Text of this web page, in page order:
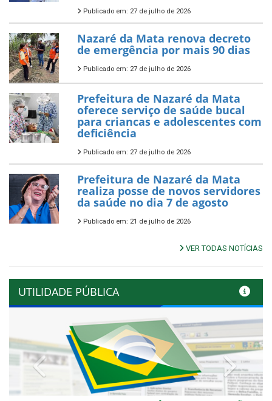
Publicado em: 27 de julho de 2026
Nazaré da Mata renova decreto
de emergência por mais 90 dias
Publicado em: 27 de julho de 2026
Prefeitura de Nazaré da Mata
oferece serviço de saúde bucal
para criancas e adolescentes com
deficiência
Publicado em: 27 de julho de 2026
Prefeitura de Nazaré da Mata
realiza posse de novos servidores
da saúde no dia 7 de agosto
Publicado em: 21 de julho de 2026
VER TODAS NOTÍCIAS
UTILIDADE PÚBLICA
Previous Next